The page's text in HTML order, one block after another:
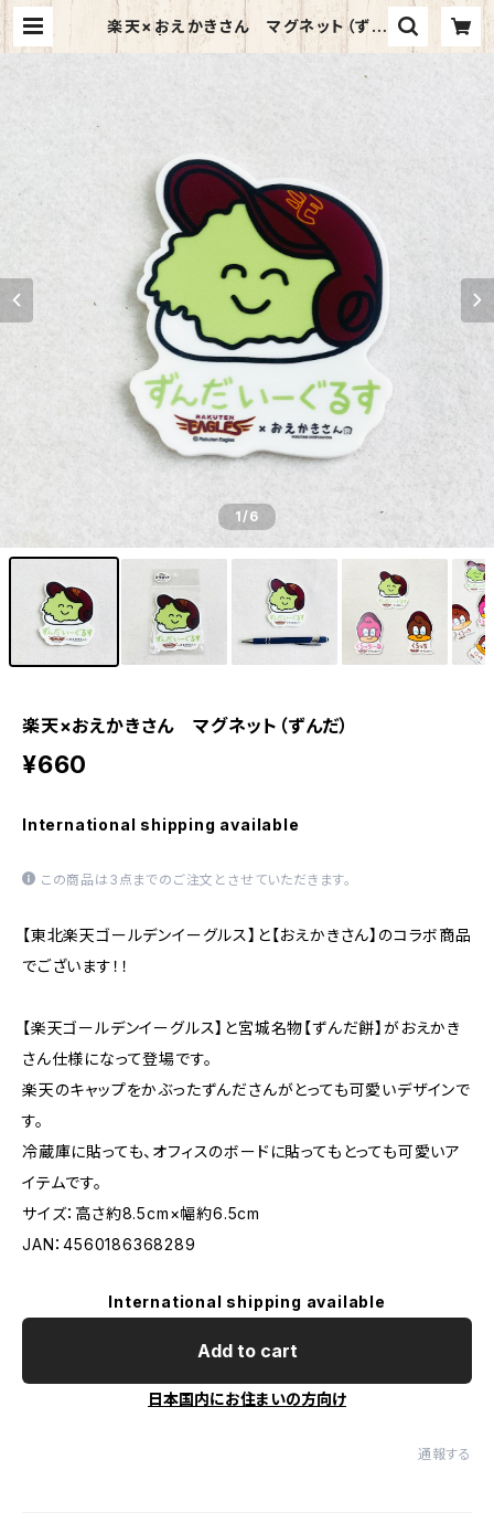
楽天×おえかきさん マグネット（ずん
だ） | TORCH-Online Shop-
1/6
楽天×おえかきさん マグネット（ずんだ）
¥660
International shipping available
この商品は3点までのご注文とさせていただきます。
【東北楽天ゴールデンイーグルス】と【おえかきさん】のコラボ商品
でございます！！
【楽天ゴールデンイーグルス】と宮城名物【ずんだ餅】がおえかき
さん仕様になって登場です。
楽天のキャップをかぶったずんださんがとっても可愛いデザインで
す。
冷蔵庫に貼っても、オフィスのボードに貼ってもとっても可愛いア
イテムです。
サイズ：高さ約8.5cm×幅約6.5cm
JAN：4560186368289
International shipping available
Add to cart
日本国内にお住まいの方向け
通報する